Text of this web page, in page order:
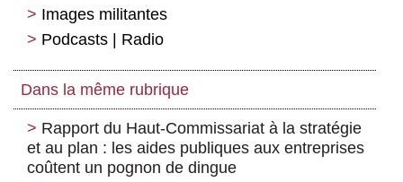
Images militantes
Podcasts | Radio
Dans la même rubrique
Rapport du Haut-Commissariat à la stratégie
et au plan : les aides publiques aux entreprises
coûtent un pognon de dingue